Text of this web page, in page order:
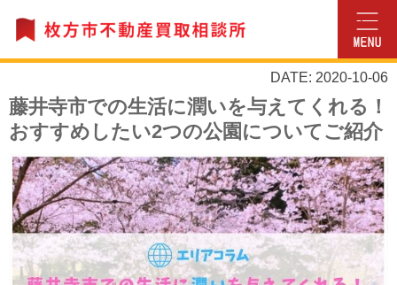
DATE: 2020-10-06
藤井寺市での生活に潤いを与えてくれる！
おすすめしたい2つの公園についてご紹介